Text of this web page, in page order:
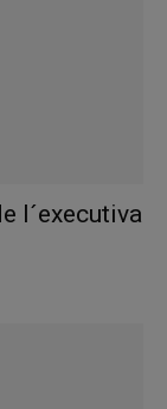
l´executiva